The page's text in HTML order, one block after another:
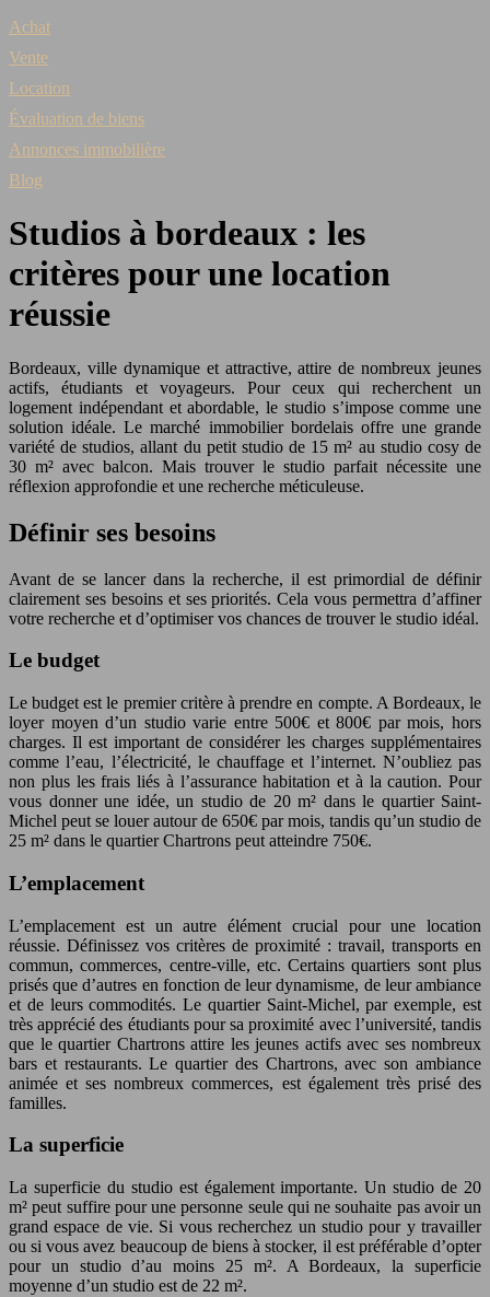
Achat
Vente
Location
Évaluation de biens
Annonces immobilière
Blog
Studios à bordeaux : les
critères pour une location
réussie
Bordeaux, ville dynamique et attractive, attire de nombreux jeunes
actifs, étudiants et voyageurs. Pour ceux qui recherchent un
logement indépendant et abordable, le studio s’impose comme une
solution idéale. Le marché immobilier bordelais offre une grande
variété de studios, allant du petit studio de 15 m² au studio cosy de
30 m² avec balcon. Mais trouver le studio parfait nécessite une
réflexion approfondie et une recherche méticuleuse.
Définir ses besoins
Avant de se lancer dans la recherche, il est primordial de définir
clairement ses besoins et ses priorités. Cela vous permettra d’affiner
votre recherche et d’optimiser vos chances de trouver le studio idéal.
Le budget
Le budget est le premier critère à prendre en compte. A Bordeaux, le
loyer moyen d’un studio varie entre 500€ et 800€ par mois, hors
charges. Il est important de considérer les charges supplémentaires
comme l’eau, l’électricité, le chauffage et l’internet. N’oubliez pas
non plus les frais liés à l’assurance habitation et à la caution. Pour
vous donner une idée, un studio de 20 m² dans le quartier Saint-
Michel peut se louer autour de 650€ par mois, tandis qu’un studio de
25 m² dans le quartier Chartrons peut atteindre 750€.
L’emplacement
L’emplacement est un autre élément crucial pour une location
réussie. Définissez vos critères de proximité : travail, transports en
commun, commerces, centre-ville, etc. Certains quartiers sont plus
prisés que d’autres en fonction de leur dynamisme, de leur ambiance
et de leurs commodités. Le quartier Saint-Michel, par exemple, est
très apprécié des étudiants pour sa proximité avec l’université, tandis
que le quartier Chartrons attire les jeunes actifs avec ses nombreux
bars et restaurants. Le quartier des Chartrons, avec son ambiance
animée et ses nombreux commerces, est également très prisé des
familles.
La superficie
La superficie du studio est également importante. Un studio de 20
m² peut suffire pour une personne seule qui ne souhaite pas avoir un
grand espace de vie. Si vous recherchez un studio pour y travailler
ou si vous avez beaucoup de biens à stocker, il est préférable d’opter
pour un studio d’au moins 25 m². A Bordeaux, la superficie
moyenne d’un studio est de 22 m².